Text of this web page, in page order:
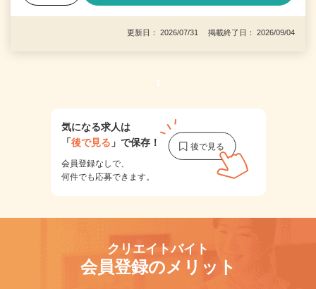
更新日： 2026/07/31 掲載終了日： 2026/09/04
1
気になる求人は
「後で見る 」で保存！
会員登録なしで、
何件でも応募できます。
クリエイトバイト
会員登録のメリット